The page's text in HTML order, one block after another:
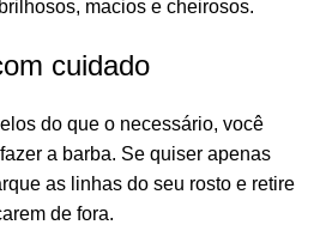
macios e cheirosos.
cuidado
do que o necessário, você
a barba. Se quiser apenas
as linhas do seu rosto e retire
de fora.